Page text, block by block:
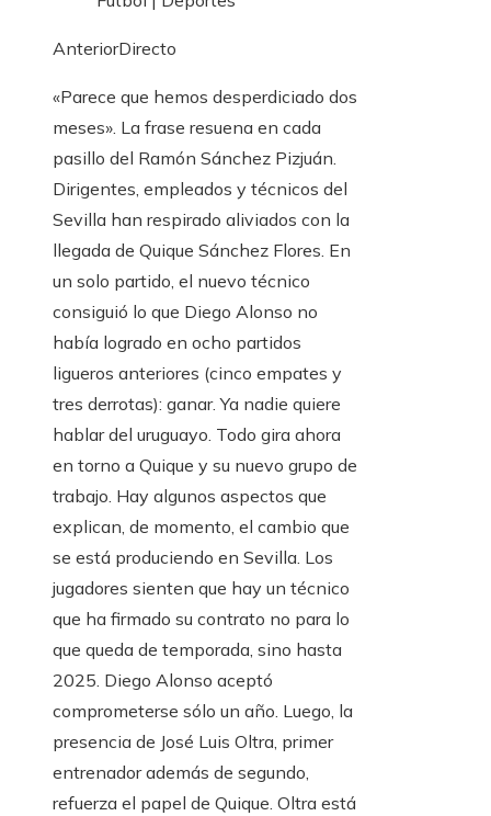
AnteriorDirecto
«Parece que hemos desperdiciado dos
meses». La frase resuena en cada
pasillo del Ramón Sánchez Pizjuán.
Dirigentes, empleados y técnicos del
Sevilla han respirado aliviados con la
llegada de Quique Sánchez Flores. En
un solo partido, el nuevo técnico
consiguió lo que Diego Alonso no
había logrado en ocho partidos
ligueros anteriores (cinco empates y
tres derrotas): ganar. Ya nadie quiere
hablar del uruguayo. Todo gira ahora
en torno a Quique y su nuevo grupo de
trabajo. Hay algunos aspectos que
explican, de momento, el cambio que
se está produciendo en Sevilla. Los
jugadores sienten que hay un técnico
que ha firmado su contrato no para lo
que queda de temporada, sino hasta
2025. Diego Alonso aceptó
comprometerse sólo un año. Luego, la
presencia de José Luis Oltra, primer
entrenador además de segundo,
refuerza el papel de Quique. Oltra está